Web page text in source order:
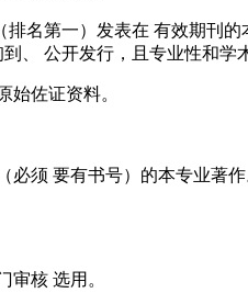
名第一）发表在 有效期刊
、 公开发行，且专业性和学
始佐证资料。
须 要有书号）的本专业著
审核 选用。